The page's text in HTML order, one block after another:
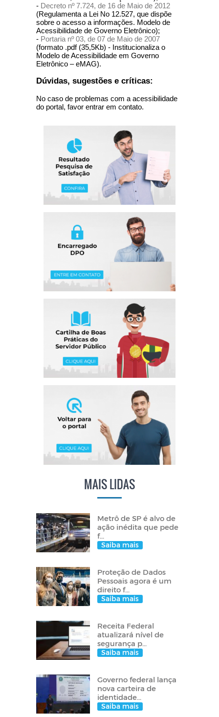
- Decreto nº 7.724, de 16 de Maio de 2012
(Regulamenta a Lei No 12.527, que dispõe
sobre o acesso a informações. Modelo de
Acessibilidade de Governo Eletrônico);
- Portaria nº 03, de 07 de Maio de 2007
(formato .pdf (35,5Kb) - Institucionaliza o
Modelo de Acessibilidade em Governo
Eletrônico – eMAG).
Dúvidas, sugestões e críticas:
No caso de problemas com a acessibilidade
do portal, favor entrar em contato.
MAIS LIDAS
Metrô de SP é alvo de
ação inédita que pede
f...
Saiba mais
Proteção de Dados
Pessoais agora é um
direito f...
Saiba mais
Receita Federal
atualizará nível de
segurança p...
Saiba mais
Governo federal lança
nova carteira de
identidade...
Saiba mais